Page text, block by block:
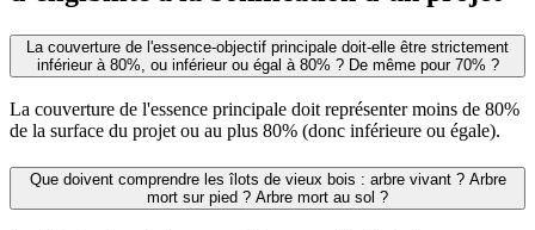
La couverture de l'essence-objectif principale doit-elle être strictement
inférieur à 80%, ou inférieur ou égal à 80% ? De même pour 70% ?
La couverture de l'essence principale doit représenter moins de 80%
de la surface du projet ou au plus 80% (donc inférieure ou égale).
Que doivent comprendre les îlots de vieux bois : arbre vivant ? Arbre
mort sur pied ? Arbre mort au sol ?